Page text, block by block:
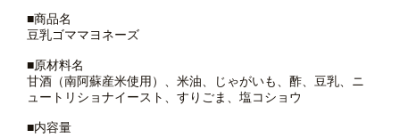
■商品名
豆乳ゴママヨネーズ
■原材料名
甘酒（南阿蘇産米使用）、米油、じゃがいも、酢、豆乳、ニ
ュートリショナイースト、すりごま、塩コショウ
■内容量